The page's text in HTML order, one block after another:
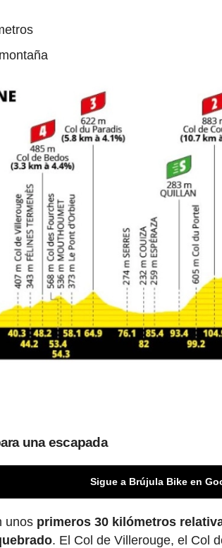
una escapada
Sigue a Brújula Bike en
unos primeros 30 kilómetros
. El Col de Villerouge, el Col